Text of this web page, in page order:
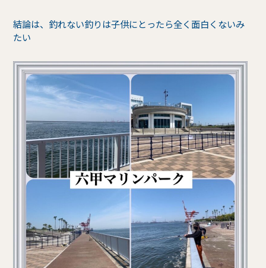
結論は、釣れない釣りは子供にとったら全く面白くないみ
たい